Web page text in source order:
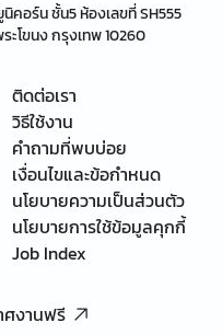
นิคอร์น ชั้น5 ห้องเลขที่ SH555
โขนง กรุงเทพ 10260
ติดต่อเรา
วิธีใช้งาน
คำถามที่พบบ่อย
เงื่อนไขและข้อกำหนด
นโยบายความเป็นส่วนตัว
นโยบายการใช้ข้อมูลคุกกี้
Job Index
ศงานฟรี